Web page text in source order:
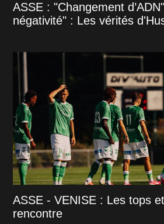
ASSE : "Changement
négativité" : Les vérités
ASSE - VENISE : Les tops
rencontre